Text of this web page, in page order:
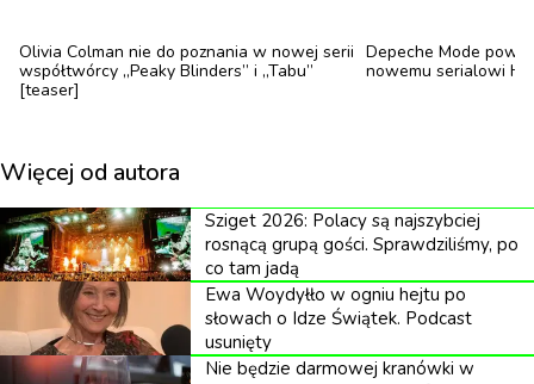
„Czy on naprawdę chce wprowadzić
warszawiakom - a być może w całej Polsce,
sprawiedliwości z Solidarnej Polski
Sebastian Kaleta 14 lutego na konferencji
prasowej w Sejmie.
Poseł PiS Kazimierz Smoliński straszył na Twitterze:
Olivia Colman nie do poznania w nowej serii
współtwórcy „Peaky Blinders” i „Tabu”
[teaser]
Depeche Mode
nowemu serialowi
Więcej od autora
Sziget 2026: Polacy są najszybciej
rosnącą grupą gości. Sprawdziliśmy, po
co tam jadą
Ewa Woydyłło w ogniu hejtu po
słowach o Idze Świątek. Podcast
usunięty
Nie będzie darmowej kranówki w